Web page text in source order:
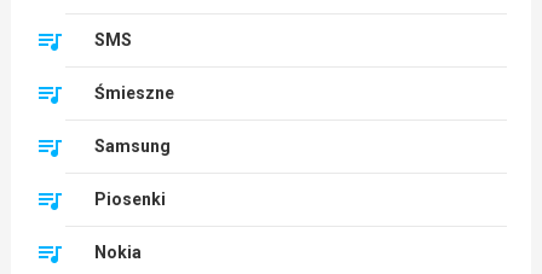
SMS
Śmieszne
Samsung
Piosenki
Nokia